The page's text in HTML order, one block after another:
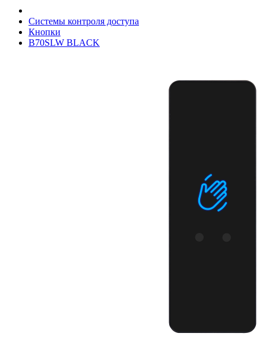
Системы контроля доступа
Кнопки
B70SLW BLACK